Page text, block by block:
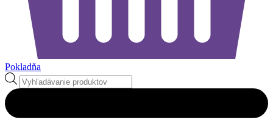
Pokladňa
Products
search